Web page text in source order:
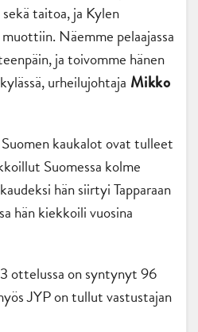
taitoa, ja Kylen
Näemme pelaajassa
ja toivomme hänen
urheilujohtaja Mikko
kaukalot ovat tulleet
Suomessa kolme
hän siirtyi Tapparaan
hän kiekkoili vuosina
ottelussa on syntynyt 96
JYP on tullut vastustajan